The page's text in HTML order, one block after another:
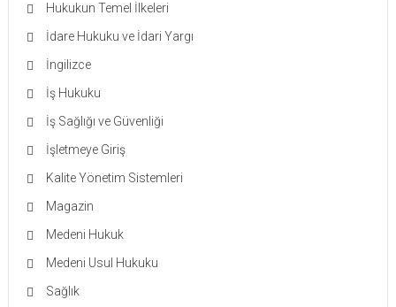
Hukukun Temel İlkeleri
İdare Hukuku ve İdari Yargı
İngilizce
İş Hukuku
İş Sağlığı ve Güvenliği
İşletmeye Giriş
Kalite Yönetim Sistemleri
Magazin
Medeni Hukuk
Medeni Usul Hukuku
Sağlık